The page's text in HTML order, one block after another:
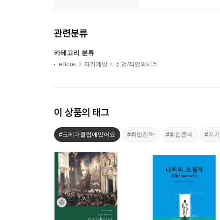
관련분류
카테고리 분류
eBook 자기계발 취업/직업의세계
이 상품의 태그
#크레마클럽에있어요 #취업전략 #취업준비 #자